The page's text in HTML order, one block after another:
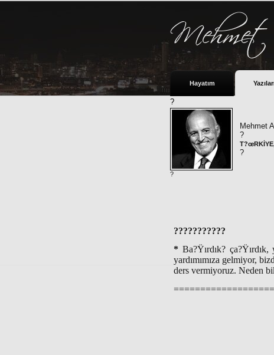
Hayatım
?
Mehmet
?
?
?
???????????
* Ba?Ÿırdık?
yardımımıza gelmiyor,
ders vermiyoruz. Neden